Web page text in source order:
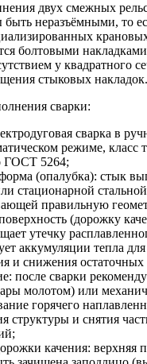
двух смежных
неразъёмными, то
болтовыми
у квадратного
стыковых накладок.
сварки:
сварка в
режиме, класс
ГОСТ 5264;
(опалубка): стык
стационарной
правильную
(дорожку
утечку
аккумуляции тепла
и снижения
после сварки
молотом) или
горячего
структуры и снятия
качения: верхняя